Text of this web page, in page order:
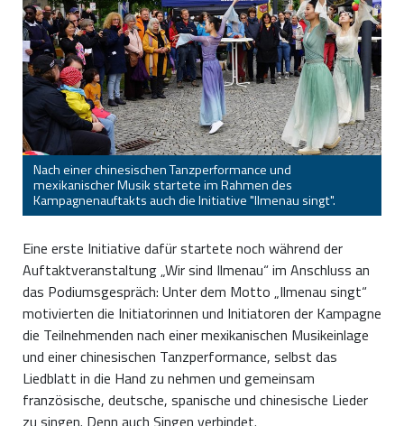
Nach einer chinesischen Tanzperformance und
mexikanischer Musik startete im Rahmen des
Kampagnenauftakts auch die Initiative "Ilmenau singt".
Eine erste Initiative dafür startete noch während der
Auftaktveranstaltung „Wir sind Ilmenau“ im Anschluss an
das Podiumsgespräch: Unter dem Motto „Ilmenau singt“
motivierten die Initiatorinnen und Initiatoren der Kampagne
die Teilnehmenden nach einer mexikanischen Musikeinlage
und einer chinesischen Tanzperformance, selbst das
Liedblatt in die Hand zu nehmen und gemeinsam
französische, deutsche, spanische und chinesische Lieder
zu singen. Denn auch Singen verbindet.